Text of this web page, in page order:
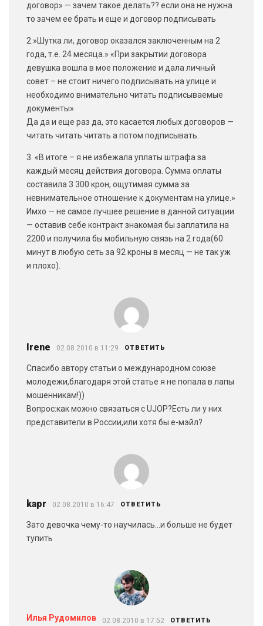
договор» — зачем такое делать?? если она не нужна
то зачем ее брать и еще и договор подписывать
2.»Шутка ли, договор оказался заключенным на 2
года, т.е. 24 месяца.» «При закрытии договора
девушка вошла в мое положение и дала личный
совет – не стоит ничего подписывать на улице и
необходимо внимательно читать подписываемые
документы»
Да да и еще раз да, это касается любых договоров —
читать читать читать а потом подписывать.
3. «В итоге – я не избежала уплаты штрафа за
каждый месяц действия договора. Сумма оплаты
составила 3 300 крон, ощутимая сумма за
невнимательное отношение к документам на улице.»
Имхо — не самое лучшее решение в данной ситуации
— оставив себе контракт знакомая бы заплатила на
2200 и получила бы мобильную связь на 2 года(60
минут в любую сеть за 92 кроны в месяц — не так уж
и плохо).
Irene 02.08.2010 в 11:29 ОТВЕТИТЬ
Спасибо автору статьи о международном союзе
молодежи,благодаря этой статье я не попала в лапы
мошенникам!))
Вопрос:как можно связаться с UJOP?Есть ли у них
представители в России,или хотя бы е-мэйл?
kapr 02.08.2010 в 16:47 ОТВЕТИТЬ
Зато девочка чему-то научилась…и больше не будет
тупить
Илья Рудомилов 02.08.2010 в 17:52 ОТВЕТИТЬ